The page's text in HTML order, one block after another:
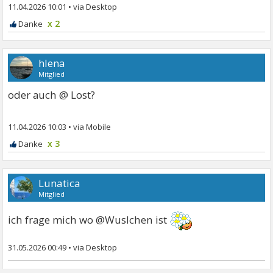
11.04.2026 10:01 •
x 2
hlena
Mitglied
oder auch @ Lost?
11.04.2026 10:03 •
x 3
Lunatica
Mitglied
ich frage mich wo @Wuslchen ist
31.05.2026 00:49 •